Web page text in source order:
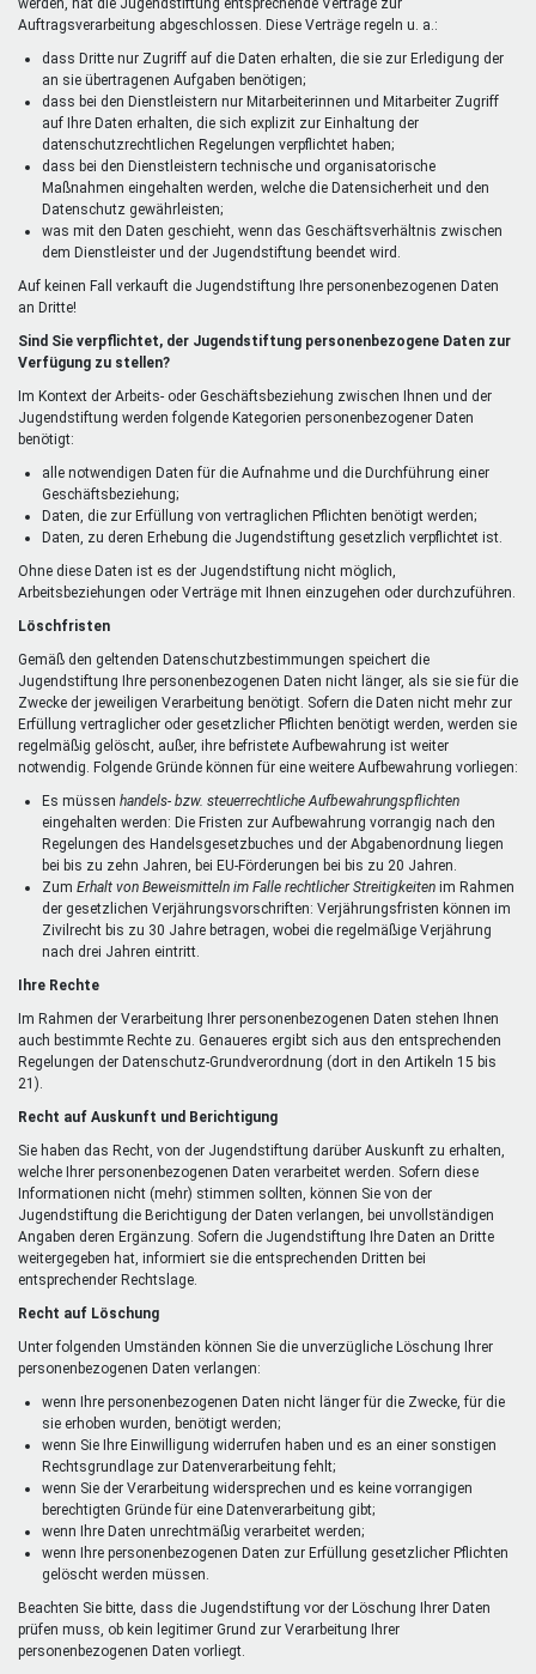
Auftragsverarbeitung abgeschlossen. Diese Verträge regeln u. a.:
dass Dritte nur Zugriff auf die Daten erhalten, die sie zur Erledigung der
an sie übertragenen Aufgaben benötigen;
dass bei den Dienstleistern nur Mitarbeiterinnen und Mitarbeiter Zugriff
auf Ihre Daten erhalten, die sich explizit zur Einhaltung der
datenschutzrechtlichen Regelungen verpflichtet haben;
dass bei den Dienstleistern technische und organisatorische
Maßnahmen eingehalten werden, welche die Datensicherheit und den
Datenschutz gewährleisten;
was mit den Daten geschieht, wenn das Geschäftsverhältnis zwischen
dem Dienstleister und der Jugendstiftung beendet wird.
Auf keinen Fall verkauft die Jugendstiftung Ihre personenbezogenen Daten
an Dritte!
Sind Sie verpflichtet, der Jugendstiftung personenbezogene Daten zur
Verfügung zu stellen?
Im Kontext der Arbeits- oder Geschäftsbeziehung zwischen Ihnen und der
Jugendstiftung werden folgende Kategorien personenbezogener Daten
benötigt:
alle notwendigen Daten für die Aufnahme und die Durchführung einer
Geschäftsbeziehung;
Daten, die zur Erfüllung von vertraglichen Pflichten benötigt werden;
Daten, zu deren Erhebung die Jugendstiftung gesetzlich verpflichtet ist.
Ohne diese Daten ist es der Jugendstiftung nicht möglich,
Arbeitsbeziehungen oder Verträge mit Ihnen einzugehen oder durchzuführen.
Löschfristen
Gemäß den geltenden Datenschutzbestimmungen speichert die
Jugendstiftung Ihre personenbezogenen Daten nicht länger, als sie sie für die
Zwecke der jeweiligen Verarbeitung benötigt. Sofern die Daten nicht mehr zur
Erfüllung vertraglicher oder gesetzlicher Pflichten benötigt werden, werden sie
regelmäßig gelöscht, außer, ihre befristete Aufbewahrung ist weiter
notwendig. Folgende Gründe können für eine weitere Aufbewahrung vorliegen:
Es müssen handels- bzw. steuerrechtliche Aufbewahrungspflichten
eingehalten werden: Die Fristen zur Aufbewahrung vorrangig nach den
Regelungen des Handelsgesetzbuches und der Abgabenordnung liegen
bei bis zu zehn Jahren, bei EU-Förderungen bei bis zu 20 Jahren.
Zum Erhalt von Beweismitteln im Falle rechtlicher Streitigkeiten im Rahmen
der gesetzlichen Verjährungsvorschriften: Verjährungsfristen können im
Zivilrecht bis zu 30 Jahre betragen, wobei die regelmäßige Verjährung
nach drei Jahren eintritt.
Ihre Rechte
Im Rahmen der Verarbeitung Ihrer personenbezogenen Daten stehen Ihnen
auch bestimmte Rechte zu. Genaueres ergibt sich aus den entsprechenden
Regelungen der Datenschutz-Grundverordnung (dort in den Artikeln 15 bis
21).
Recht auf Auskunft und Berichtigung
Sie haben das Recht, von der Jugendstiftung darüber Auskunft zu erhalten,
welche Ihrer personenbezogenen Daten verarbeitet werden. Sofern diese
Informationen nicht (mehr) stimmen sollten, können Sie von der
Jugendstiftung die Berichtigung der Daten verlangen, bei unvollständigen
Angaben deren Ergänzung. Sofern die Jugendstiftung Ihre Daten an Dritte
weitergegeben hat, informiert sie die entsprechenden Dritten bei
entsprechender Rechtslage.
Recht auf Löschung
Unter folgenden Umständen können Sie die unverzügliche Löschung Ihrer
personenbezogenen Daten verlangen:
wenn Ihre personenbezogenen Daten nicht länger für die Zwecke, für die
sie erhoben wurden, benötigt werden;
wenn Sie Ihre Einwilligung widerrufen haben und es an einer sonstigen
Rechtsgrundlage zur Datenverarbeitung fehlt;
wenn Sie der Verarbeitung widersprechen und es keine vorrangigen
berechtigten Gründe für eine Datenverarbeitung gibt;
wenn Ihre Daten unrechtmäßig verarbeitet werden;
wenn Ihre personenbezogenen Daten zur Erfüllung gesetzlicher Pflichten
gelöscht werden müssen.
Beachten Sie bitte, dass die Jugendstiftung vor der Löschung Ihrer Daten
prüfen muss, ob kein legitimer Grund zur Verarbeitung Ihrer
personenbezogenen Daten vorliegt.